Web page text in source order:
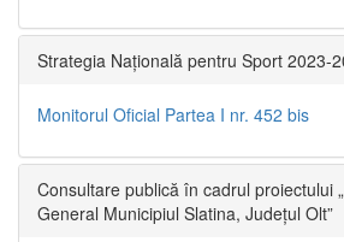
Strategia Națională pentru Sport 2023-
Monitorul Oficial Partea I nr. 452 bis
Consultare publică în cadrul proiectului
General Municipiul Slatina, Județul Olt”